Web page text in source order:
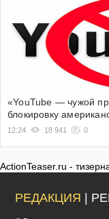
«YouTube — чужой
блокировку
12:24 18 941 0
ActionTeaser.ru -
РЕДАКЦИЯ |